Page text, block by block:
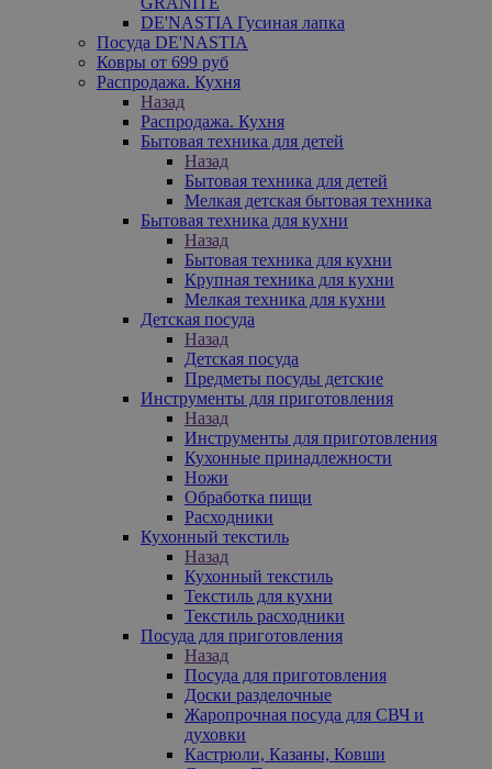
DE'NASTIA Гусиная лапка
Посуда DE'NASTIA
Ковры от 699 руб
Распродажа. Кухня
Назад
Распродажа. Кухня
Бытовая техника для детей
Назад
Бытовая техника для детей
Мелкая детская бытовая техника
Бытовая техника для кухни
Назад
Бытовая техника для кухни
Крупная техника для кухни
Мелкая техника для кухни
Детская посуда
Назад
Детская посуда
Предметы посуды детские
Инструменты для приготовления
Назад
Инструменты для приготовления
Кухонные принадлежности
Ножи
Обработка пищи
Расходники
Кухонный текстиль
Назад
Кухонный текстиль
Текстиль для кухни
Текстиль расходники
Посуда для приготовления
Назад
Посуда для приготовления
Доски разделочные
Жаропрочная посуда для СВЧ и
духовки
Кастрюли, Казаны, Ковши